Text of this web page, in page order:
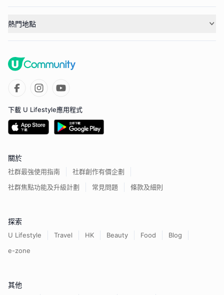
熱門地點
下載 U Lifestyle應用程式
關於
社群最強使用指南
社群創作有價企劃
社群焦點功能及升級計劃
常見問題 條款及細則
探索
U Lifestyle Travel HK Beauty Food
Blog
e-zone
其他